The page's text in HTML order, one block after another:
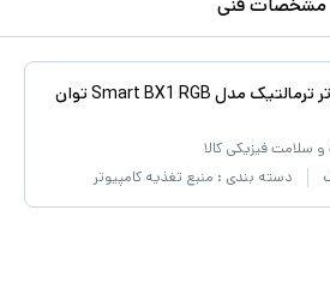
پاور کامپیوتر ترمالتیک مدل Smart BX1 RGB توان
و سلامت فیزیکی کالا
دسته بندی : منبع تغذیه کامپیوتر